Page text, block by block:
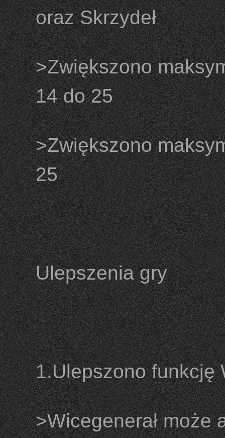
oraz Skrzydeł
>Zwiększono
14 do 25
>Zwiększono
25
Ulepszenia gry
1.Ulepszono funkcję
>Wicegenerał może